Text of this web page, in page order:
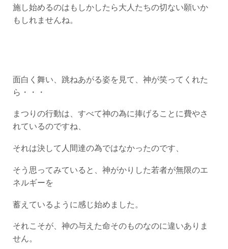
施し始めるのはもしかしたら大人たちの切ない願いか
もしれませんね。
面白く舞い、跳ねあがる姿を見て、神が笑ってくれた
ら・・・
まつりの行動は、すべて神の為に捧げることに費やさ
れているのですね、
それは決して人間達の為ではなかったのです、
そう思ってみていると、神がかりした若者が無限のエ
ネルギーを
蓄えているように感じ始めました。
それこそが、神の与えた命そのものなのに違いありま
せん。